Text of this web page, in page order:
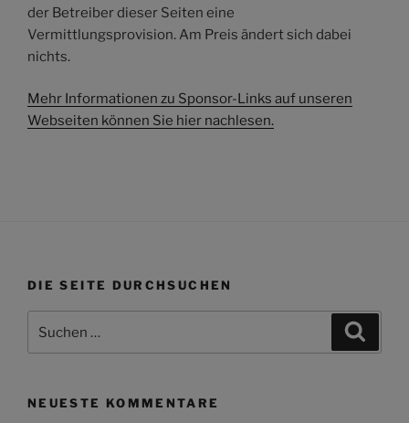
der Betreiber dieser Seiten eine
Vermittlungsprovision. Am Preis ändert sich dabei
nichts.
Mehr Informationen zu Sponsor-Links auf unseren
Webseiten können Sie hier nachlesen.
DIE SEITE DURCHSUCHEN
nach:
NEUESTE KOMMENTARE